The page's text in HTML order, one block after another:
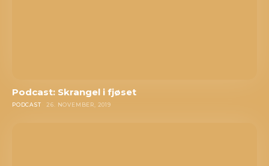
Podcast: Skrangel i fjøset
PODCAST 26. NOVEMBER, 2019